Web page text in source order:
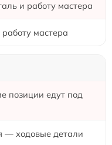
и работу мастера
мастера
позиции едут под
— ходовые детали